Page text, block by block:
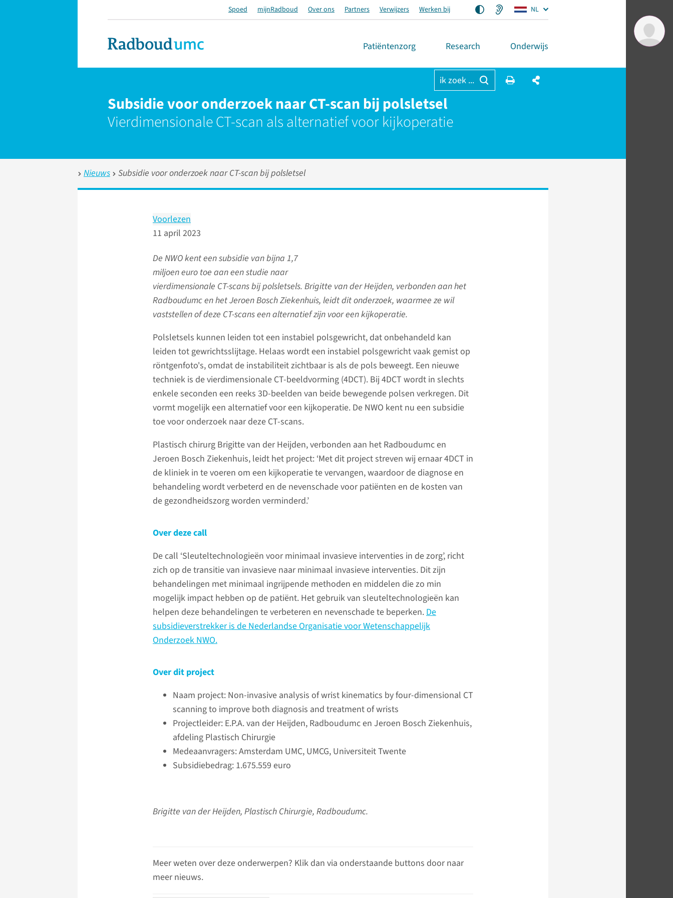
Spoed mijnRadboud Over ons Partners Verwijzers Werken bij NL
Patiëntenzorg Research Onderwijs
ik zoek ...
Subsidie voor onderzoek naar CT-scan bij polsletsel
Vierdimensionale CT-scan als alternatief voor kijkoperatie
Nieuws Subsidie voor onderzoek naar CT-scan bij polsletsel
Voorlezen
11 april 2023
De NWO kent een subsidie van bijna 1,7
miljoen euro toe aan een studie naar
vierdimensionale CT-scans bij polsletsels. Brigitte van der Heijden, verbonden aan het
Radboudumc en het Jeroen Bosch Ziekenhuis, leidt dit onderzoek, waarmee ze wil
vaststellen of deze CT-scans een alternatief zijn voor een kijkoperatie.
Polsletsels kunnen leiden tot een instabiel polsgewricht, dat onbehandeld kan
leiden tot gewrichtsslijtage. Helaas wordt een instabiel polsgewricht vaak gemist op
röntgenfoto's, omdat de instabiliteit zichtbaar is als de pols beweegt. Een nieuwe
techniek is de vierdimensionale CT-beeldvorming (4DCT). Bij 4DCT wordt in slechts
enkele seconden een reeks 3D-beelden van beide bewegende polsen verkregen. Dit
vormt mogelijk een alternatief voor een kijkoperatie. De NWO kent nu een subsidie
toe voor onderzoek naar deze CT-scans.
Plastisch chirurg Brigitte van der Heijden, verbonden aan het Radboudumc en
Jeroen Bosch Ziekenhuis, leidt het project: ‘Met dit project streven wij ernaar 4DCT in
de kliniek in te voeren om een kijkoperatie te vervangen, waardoor de diagnose en
behandeling wordt verbeterd en de nevenschade voor patiënten en de kosten van
de gezondheidszorg worden verminderd.’
Over deze call
De call ‘Sleuteltechnologieën voor minimaal invasieve interventies in de zorg’, richt
zich op de transitie van invasieve naar minimaal invasieve interventies. Dit zijn
behandelingen met minimaal ingrijpende methoden en middelen die zo min
mogelijk impact hebben op de patiënt. Het gebruik van sleuteltechnologieën kan
helpen deze behandelingen te verbeteren en nevenschade te beperken.De
subsidieverstrekker is de Nederlandse Organisatie voor Wetenschappelijk
Onderzoek NWO.
Over dit project
Naam project: Non-invasive analysis of wrist kinematics by four-dimensional CT
scanning to improve both diagnosis and treatment of wrists
Projectleider: E.P.A. van der Heijden, Radboudumc en Jeroen Bosch Ziekenhuis,
afdeling Plastisch Chirurgie
Medeaanvragers: Amsterdam UMC, UMCG, Universiteit Twente
Subsidiebedrag: 1.675.559 euro
Brigitte van der Heijden, Plastisch Chirurgie, Radboudumc.
Meer weten over deze onderwerpen? Klik dan via onderstaande buttons door naar
meer nieuws.